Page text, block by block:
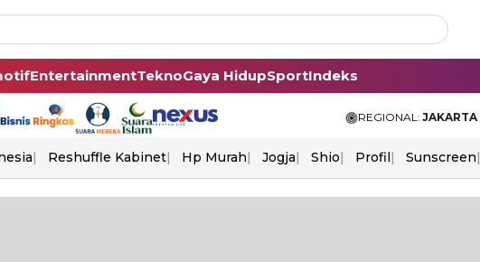
EntertainmentTeknoGaya HidupSportIndeks
REGIONAL: JAKARTA
Reshuffle Kabinet Hp Murah Jogja Shio Profil Sunscreen